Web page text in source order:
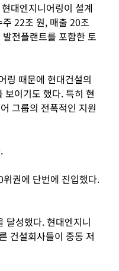
대엔지니어링이 설계
22조 원, 매출 20조
전플랜트를 포함한 토
링 때문에 현대건설의
보이기도 했다. 특히 현
그룹의 전폭적인 지원
권에 단번에 진입했다.
달성했다. 현대엔지니
건설회사들이 중동 저